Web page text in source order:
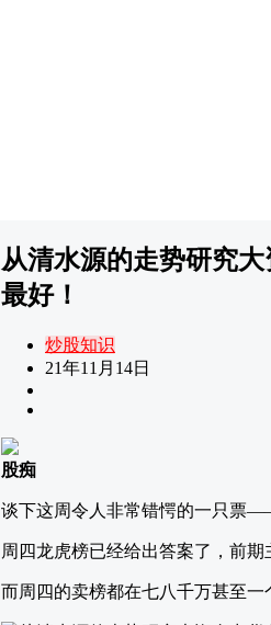
从清水源的走势研究
最好！
炒股知识
21年11月14日
股痴
谈下这周令人非常错愕的一只票
周四龙虎榜已经给出答案了，前
而周四的卖榜都在七八千万甚至一